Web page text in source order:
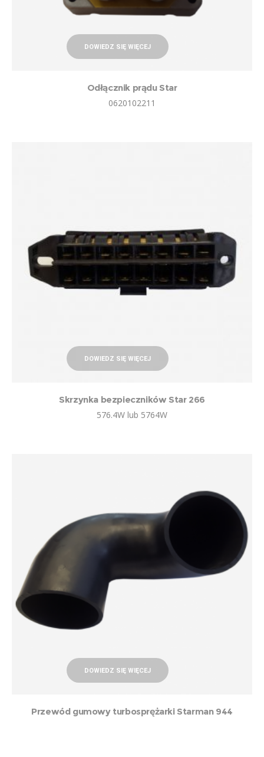
DOWIEDZ SIĘ WIĘCEJ
Odłącznik prądu Star
0620102211
DOWIEDZ SIĘ WIĘCEJ
Skrzynka bezpieczników Star 266
576.4W lub 5764W
DOWIEDZ SIĘ WIĘCEJ
Przewód gumowy turbosprężarki Starman 944